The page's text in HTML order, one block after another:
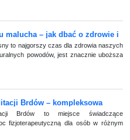
malucha – jak dbać o zdrowie i
to najgorszy czas dla zdrowia naszych
powodów, jest znacznie uboższa
Brdów – kompleksowa
dla dorosłych i dzieci
Brdów to miejsce świadczące
fizjoterapeutyczną dla osób w różnym